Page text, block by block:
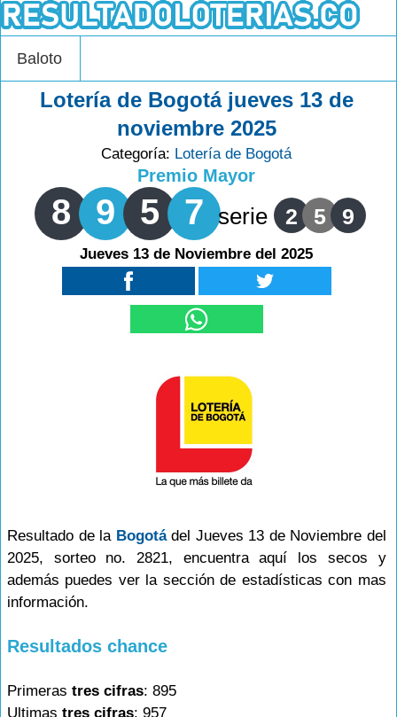
Baloto
Lotería de Bogotá jueves 13 de
noviembre 2025
Categoría: Lotería de Bogotá
Premio Mayor
8 9 5 7 serie 2 5 9
Jueves 13 de Noviembre del 2025
Resultado de la Bogotádel Jueves 13 de Noviembre del
2025, sorteo no. 2821, encuentra aquí los secos y
además puedes ver la sección de estadísticas con mas
información.
Resultados chance
Primeras tres cifras: 895
Ultimas tres cifras: 957